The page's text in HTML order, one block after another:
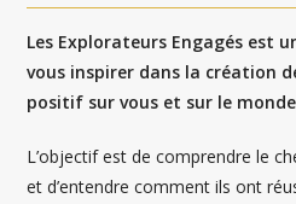
Les Explorateurs Engagés est
vous inspirer dans la création
positif sur vous et sur le
L’objectif est de comprendre le
et d’entendre comment ils ont